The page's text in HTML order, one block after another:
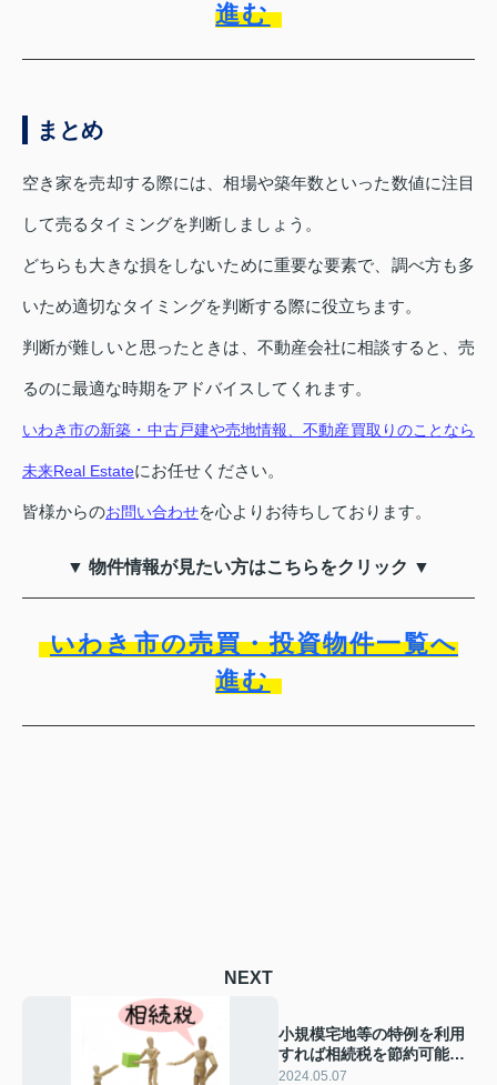
進む
まとめ
空き家を売却する際には、相場や築年数といった数値に注目
して売るタイミングを判断しましょう。
どちらも大きな損をしないために重要な要素で、調べ方も多
いため適切なタイミングを判断する際に役立ちます。
判断が難しいと思ったときは、不動産会社に相談すると、売
るのに最適な時期をアドバイスしてくれます。
いわき市の新築・中古戸建や売地情報、不動産買取りのことなら
未来Real Estateにお任せください。
皆様からのお問い合わせを心よりお待ちしております。
▼ 物件情報が見たい方はこちらをクリック ▼
いわき市の売買・投資物件一覧へ
進む
NEXT
小規模宅地等の特例を利用
すれば相続税を節約可能？
適用要件や注意点を解説
2024.05.07